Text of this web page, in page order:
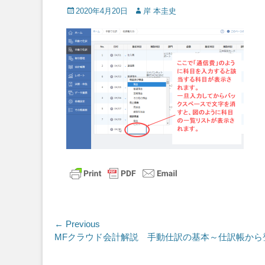
Posted
2020年4月20日 Author
岸 本圭史
投
稿
← Previous
Previous
MFクラウド会計解説 手動仕訳の基本～仕訳帳から